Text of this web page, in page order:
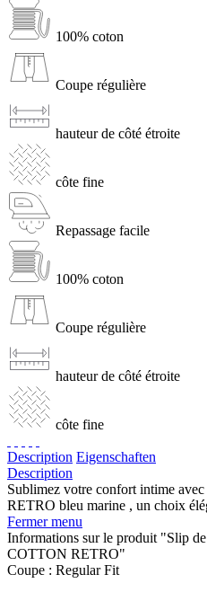
100% coton
Coupe régulière
hauteur de côté étroite
côte fine
Repassage facile
100% coton
Coupe régulière
hauteur de côté étroite
côte fine
Description Eigenschaften
Description
Sublimez votre confort intime
RETRO bleu marine , un choix
Fermer menu
Informations sur le produit "Slip
COTTON RETRO"
Coupe : Regular Fit